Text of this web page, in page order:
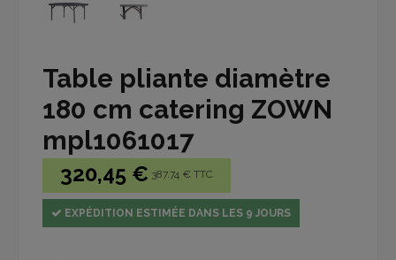
Table pliante diamètre
180 cm catering ZOWN
mpl1061017
320,45 € 387.74 € TTC
EXPÉDITION ESTIMÉE DANS LES 9 JOURS